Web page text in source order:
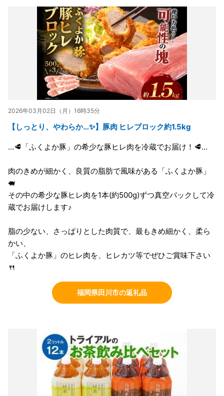
2026年03月02日（月）16時35分
【しっとり、やわらか…✨】豚肉 ヒレブロック約1.5kg
…🥩「ふくよか豚」の希少な豚ヒレ肉を冷蔵でお届け！🥩…
肉のきめが細かく、良質の脂肪で風味がある「ふくよか豚」
🐖
その中の希少な豚ヒレ肉を1本(約500g)ずつ真空パックして冷
蔵でお届けします♪
脂の少ない、さっぱりとした肉質で、最もきめ細かく、柔ら
かい、
「ふくよか豚」のヒレ肉を、ヒレカツ等でぜひご賞味下さい
🍴
福岡県田川市の返礼品